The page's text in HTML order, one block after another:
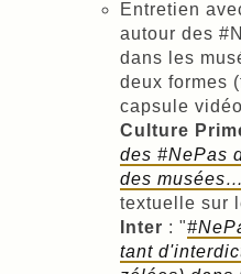
Entretien
autour des
dans les
deux formes
capsule
Culture
des #NePas
des musées…
textuelle sur
Inter : "
tant